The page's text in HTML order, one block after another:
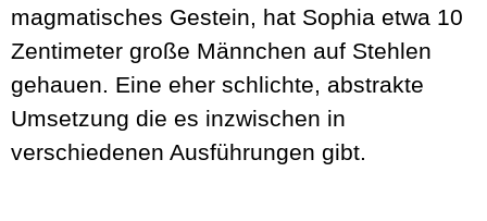
magmatisches Gestein, hat Sophia etwa 10
Zentimeter große Männchen auf Stehlen
gehauen. Eine eher schlichte, abstrakte
Umsetzung die es inzwischen in
verschiedenen Ausführungen gibt.